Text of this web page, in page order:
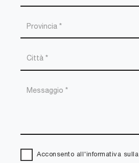
Acconsento all'informativa sulla